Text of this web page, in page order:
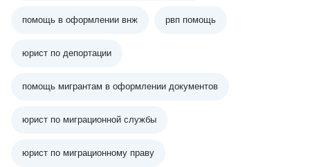
помощь в оформлении внж рвп помощь
юрист по депортации
помощь мигрантам в оформлении документов
юрист по миграционной службы
юрист по миграционному праву